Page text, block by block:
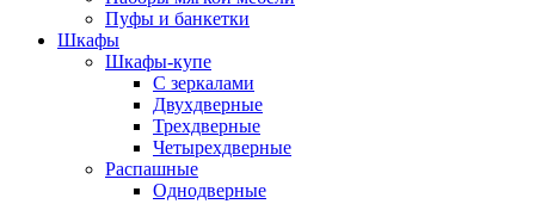
Пуфы и банкетки
Шкафы
Шкафы-купе
С зеркалами
Двухдверные
Трехдверные
Четырехдверные
Распашные
Однодверные